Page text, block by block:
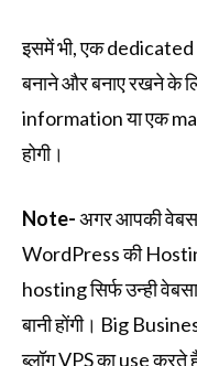
इसमें भी, एक
बनाने और बनाए रखने के
information या एक
होगी।
Note-अगर आपकी
WordPress की
hosting सिर्फ उन्ही
बानी होंगी। Big
ब्लॉग VPS का use करते